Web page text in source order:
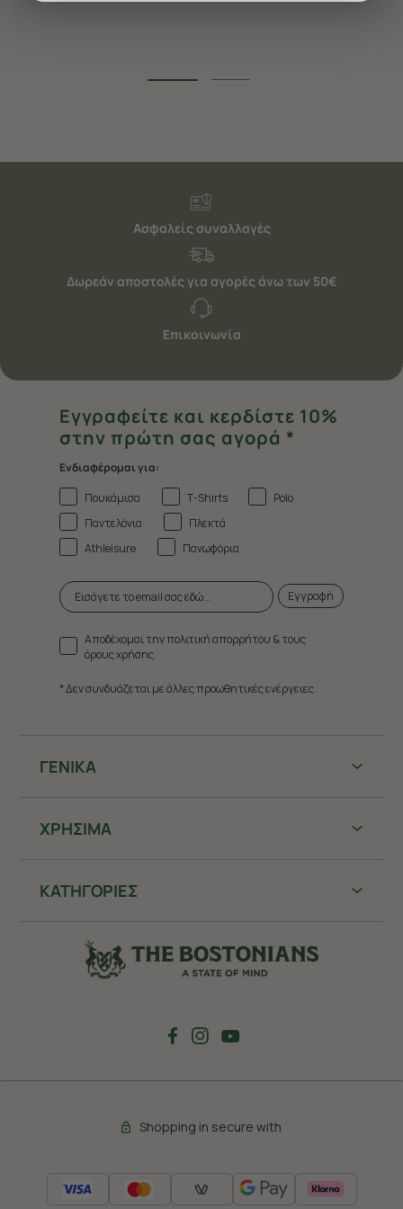
μέλλον. Εάν επιθυμείτε να μάθετε περισσότερα
Ασφαλείς συναλλαγές
Δωρεάν αποστολές για αγορές άνω των 50€
Επικοινωνία
ΓΕΝΙΚΑ
ΧΡHΣΙΜΑ
ΚΑΤΗΓΟΡΙΕΣ
Εγγραφείτε και κερδίστε 10%
στην πρώτη σας αγορά *
Ενδιαφέρομαι για:
Πουκάμισα
T-Shirts
Polo
Παντελόνια
Πλεκτά
Athleisure
Πανωφόρια
Εγγραφή
Αποδέχομαι την πολιτική απορρήτου & τους
όρους χρήσης.
* Δεν συνδυάζεται με άλλες προωθητικές ενέργειες.
Shopping in secure with